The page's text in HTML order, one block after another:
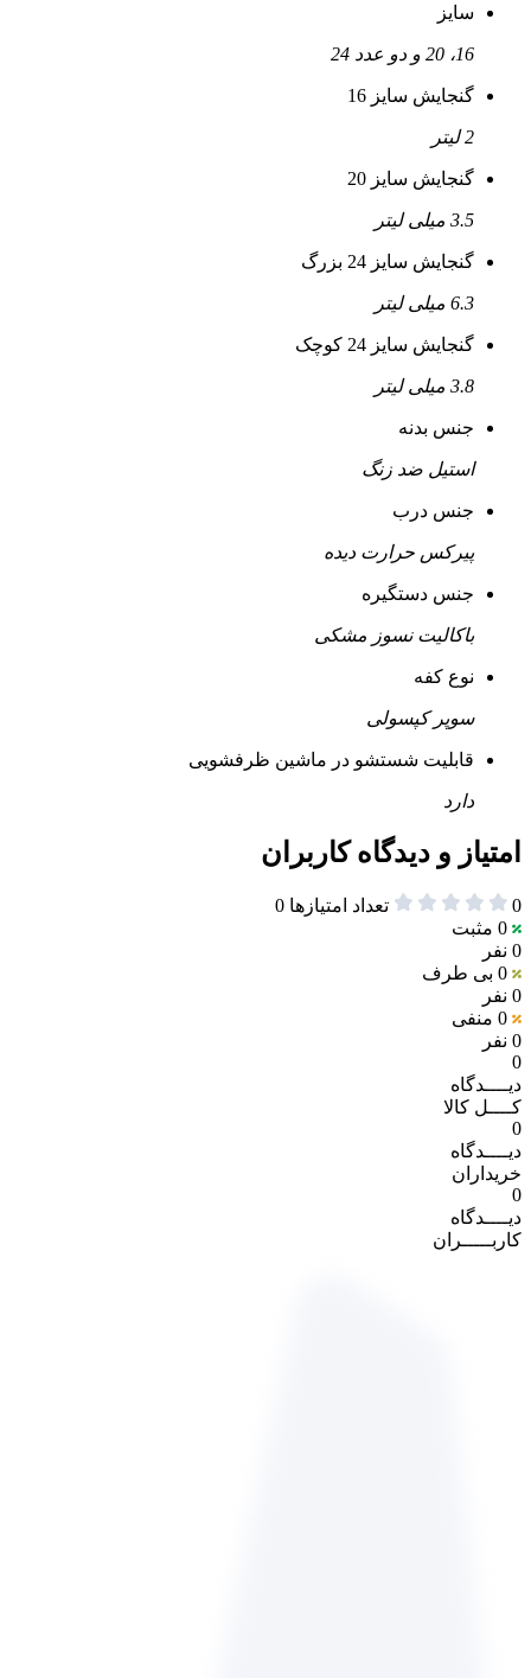
سایز
16، 20 و دو عدد 24
گنجایش سایز 16
2 لیتر
گنجایش سایز 20
3.5 میلی لیتر
گنجایش سایز 24 بزرگ
6.3 میلی لیتر
گنجایش سایز 24 کوچک
3.8 میلی لیتر
جنس بدنه
استیل ضد زنگ
جنس درب
پیرکس حرارت دیده
جنس دستگیره
باکالیت نسوز مشکی
نوع کفه
سوپر کپسولی
قابلیت شستشو در ماشین ظرفشویی
دارد
امتیاز و دیدگاه کاربران
0 تعداد امتیازها 0
0 مثبت
0 نفر
0 بی طرف
0 نفر
0 منفی
0 نفر
0
دیــــدگاه
کــــل کالا
0
دیــــدگاه
خریداران
0
دیــــدگاه
کاربـــــران